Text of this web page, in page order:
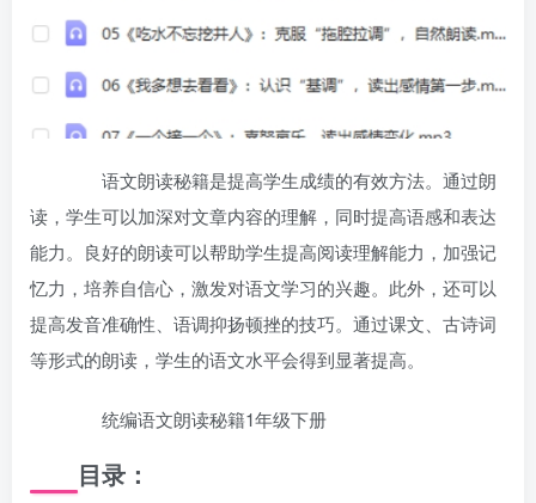
语文朗读秘籍是提高学生成绩的有效方法。通过朗
读，学生可以加深对文章内容的理解，同时提高语感和表达
能力。良好的朗读可以帮助学生提高阅读理解能力，加强记
忆力，培养自信心，激发对语文学习的兴趣。此外，还可以
提高发音准确性、语调抑扬顿挫的技巧。通过课文、古诗词
等形式的朗读，学生的语文水平会得到显著提高。
统编语文朗读秘籍1年级下册
目录：